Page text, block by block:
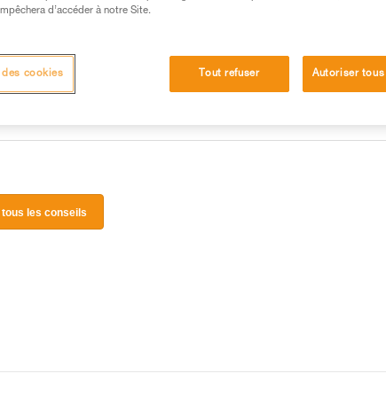
seul, en toute sécurité, avant de la
à votre activité. Il peut en exister d’autres que
tous les conseils
d’accéder à notre Site.
Tout refuser Autoriser
des cookies